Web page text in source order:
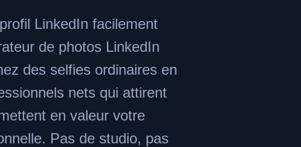
LinkedIn facilement
de photos LinkedIn
des selfies ordinaires en
nets qui attirent
en valeur votre
Pas de studio, pas